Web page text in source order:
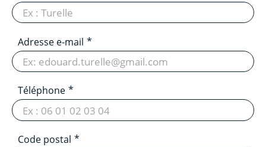
Adresse e-mail
Téléphone
Code postal